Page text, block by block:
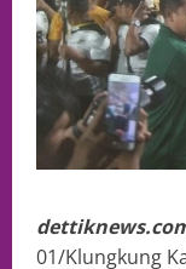
01/Klungkung